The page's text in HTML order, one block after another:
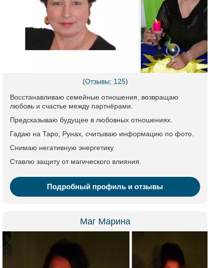
(Отзывы: 125)
Восстанавливаю семейные отношения, возвращаю
любовь и счастье между партнёрами.
Предсказываю будущее в любовных отношениях.
Гадаю на Таро, Рунах, считываю информацию по фото.
Снимаю негативную энергетику.
Ставлю защиту от магического влияния.
Подробный профиль и отзывы
Маг Марина